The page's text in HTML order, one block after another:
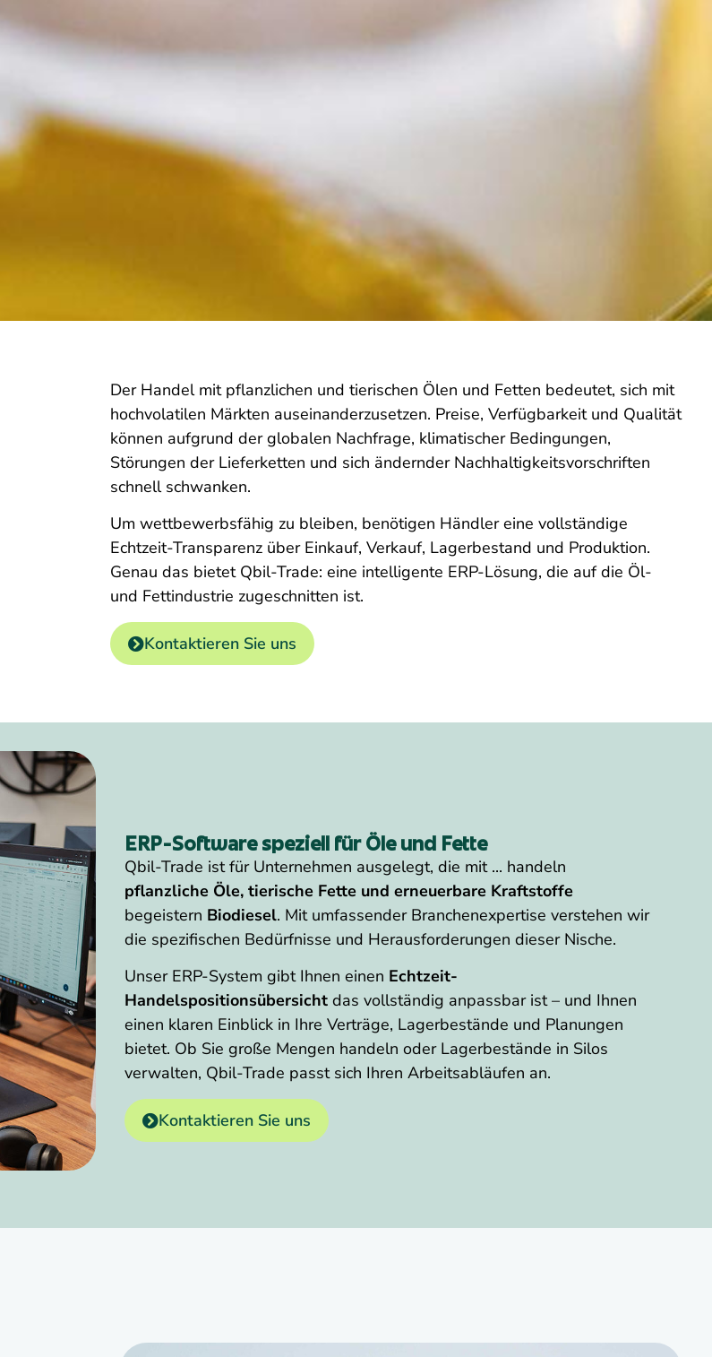
Der Handel mit pflanzlichen und tierischen Ölen und Fetten bedeutet, sich mit
hochvolatilen Märkten auseinanderzusetzen. Preise, Verfügbarkeit und Qualität
können aufgrund der globalen Nachfrage, klimatischer Bedingungen,
Störungen der Lieferketten und sich ändernder Nachhaltigkeitsvorschriften
schnell schwanken.
Um wettbewerbsfähig zu bleiben, benötigen Händler eine vollständige
Echtzeit-Transparenz über Einkauf, Verkauf, Lagerbestand und Produktion.
Genau das bietet Qbil-Trade: eine intelligente ERP-Lösung, die auf die Öl-
und Fettindustrie zugeschnitten ist.
Kontaktieren Sie uns
ERP-Software speziell für Öle und Fette
Qbil-Trade ist für Unternehmen ausgelegt, die mit ... handeln
pflanzliche Öle, tierische Fette und erneuerbare Kraftstoffe
begeistern Biodiesel. Mit umfassender Branchenexpertise verstehen wir
die spezifischen Bedürfnisse und Herausforderungen dieser Nische.
Unser ERP-System gibt Ihnen einen Echtzeit-
Handelspositionsübersichtdas vollständig anpassbar ist – und Ihnen
einen klaren Einblick in Ihre Verträge, Lagerbestände und Planungen
bietet. Ob Sie große Mengen handeln oder Lagerbestände in Silos
verwalten, Qbil-Trade passt sich Ihren Arbeitsabläufen an.
Kontaktieren Sie uns